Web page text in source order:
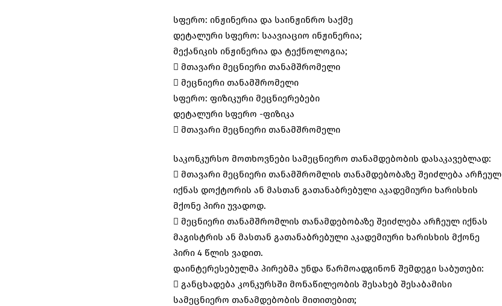
სფერო: ინჟინერია და საინჟინრო საქმე
დეტალური სფერო: საავიაციო ინჟინერია;
მექანიკის ინჟინერია და ტექნოლოგია;
 მთავარი მეცნიერი თანამშრომელი
 მეცნიერი თანამშრომელი
სფერო: ფიზიკური მეცნიერებები
დეტალური სფერო -ფიზიკა
 მთავარი მეცნიერი თანამშრომელი
საკონკურსო მოთხოვნები სამეცნიერო თანამდებობის დასაკავებლად:
 მთავარი მეცნიერი თანამშრომლის თანამდებობაზე შეიძლება არჩეულ
იქნას დოქტორის ან მასთან გათანაბრებული აკადემიური ხარისხის
მქონე პირი უვადოდ.
 მეცნიერი თანამშრომლის თანამდებობაზე შეიძლება არჩეულ იქნას
მაგისტრის ან მასთან გათანაბრებული აკადემიური ხარისხის მქონე
პირი 4 წლის ვადით.
დაინტერესებულმა პირებმა უნდა წარმოადგინონ შემდეგი საბუთები:
 განცხადება კონკურსში მონაწილეობის შესახებ შესაბამისი
სამეცნიერო თანამდებობის მითითებით;